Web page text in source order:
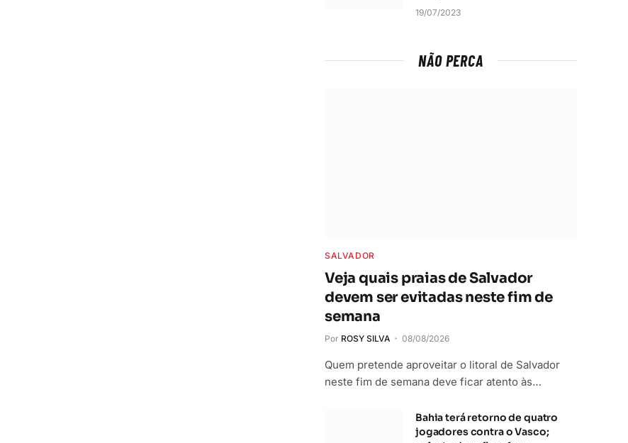
19/07/2023
NÃO PERCA
SALVADOR
Veja quais praias de Salvador
devem ser evitadas neste fim de
semana
Por ROSY SILVA 08/08/2026
Quem pretende aproveitar o litoral de Salvador
neste fim de semana deve ficar atento às…
Bahia terá retorno de quatro
jogadores contra o Vasco;